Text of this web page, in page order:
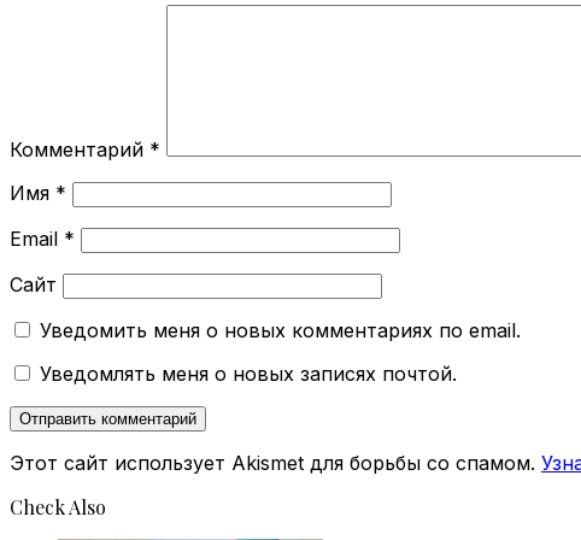
Комментарий *
Имя *
Email *
Сайт
Уведомить меня о новых комментариях по email.
Уведомлять меня о новых записях почтой.
Этот сайт использует Akismet для борьбы со спамом.
Check Also